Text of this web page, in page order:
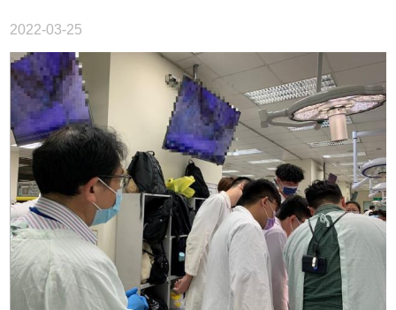
2022-03-25